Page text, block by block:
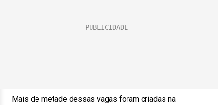
Mais de metade dessas vagas foram criadas na